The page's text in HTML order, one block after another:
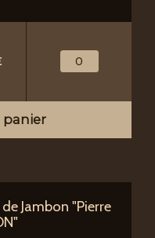
panier
Jambon "Pierre